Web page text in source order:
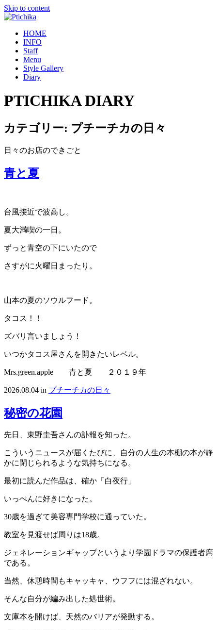
Skip to content
HOME
INFO
Staff
Menu
Style Gallery
Diary
PTICHIKA DIARY
カテゴリー: プチーチカの日々
日々のお店のできごと
青と夏
台風接近で波高し。
夏大満喫の一日。
ずっと青空の下にいたので
さすがに火曜日まったり。
山本の夏のソウルフード。
タコス！！
ズバリ言いましょう！
いつかタコス屋さんを開きたいレベル。
Mrs.green.apple 青と夏 ２０１９年
2026.08.04 in プチーチカの日々
秘密の花園
先日、東野圭吾さんの訃報を知った。
こういうニュースが届くたびに、自分の人生の本棚の本が静
かに閉じられるような気持ちになる。
最初に読んだ作品は、確か「白夜行」
いっぺんに好きになった。
30歳を過ぎて美容専門学校に通っていた。
教室を見渡せば周りは18歳。
ジェネレーションギャップというより学園ドラマの保護者席
である。
当然、休憩時間もキャッキャ、ウフフには混ざれない。
そんな自分が編み出した処世術。
文庫本を開けば、天然のバリアが発動する。